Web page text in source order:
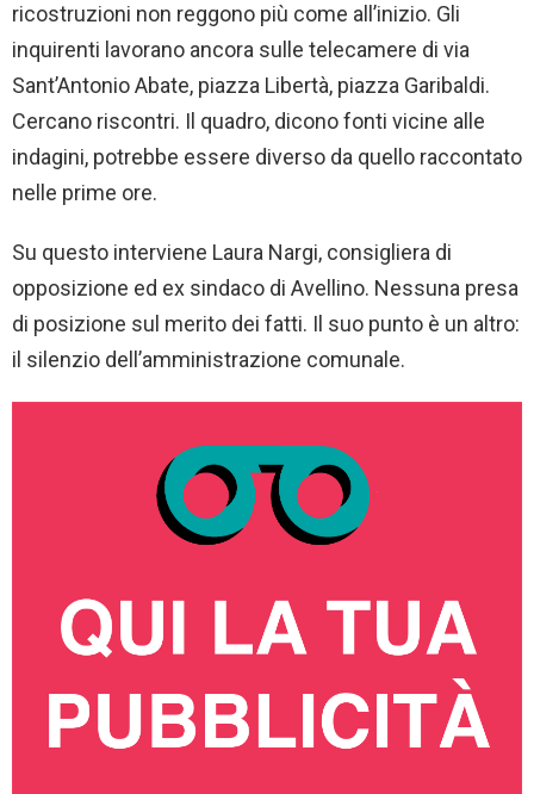
ricostruzioni non reggono più come all’inizio. Gli
inquirenti lavorano ancora sulle telecamere di via
Sant’Antonio Abate, piazza Libertà, piazza Garibaldi.
Cercano riscontri. Il quadro, dicono fonti vicine alle
indagini, potrebbe essere diverso da quello raccontato
nelle prime ore.
Su questo interviene Laura Nargi, consigliera di
opposizione ed ex sindaco di Avellino. Nessuna presa
di posizione sul merito dei fatti. Il suo punto è un altro:
il silenzio dell’amministrazione comunale.